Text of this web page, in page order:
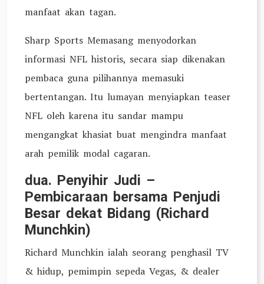
manfaat akan tagan.
Sharp Sports Memasang menyodorkan
informasi NFL historis, secara siap dikenakan
pembaca guna pilihannya memasuki
bertentangan. Itu lumayan menyiapkan teaser
NFL oleh karena itu sandar mampu
mengangkat khasiat buat mengindra manfaat
arah pemilik modal cagaran.
dua. Penyihir Judi –
Pembicaraan bersama Penjudi
Besar dekat Bidang (Richard
Munchkin)
Richard Munchkin ialah seorang penghasil TV
& hidup, pemimpin sepeda Vegas, & dealer